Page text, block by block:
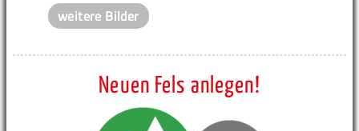
weitere Bilder
Neuen Fels anlegen!